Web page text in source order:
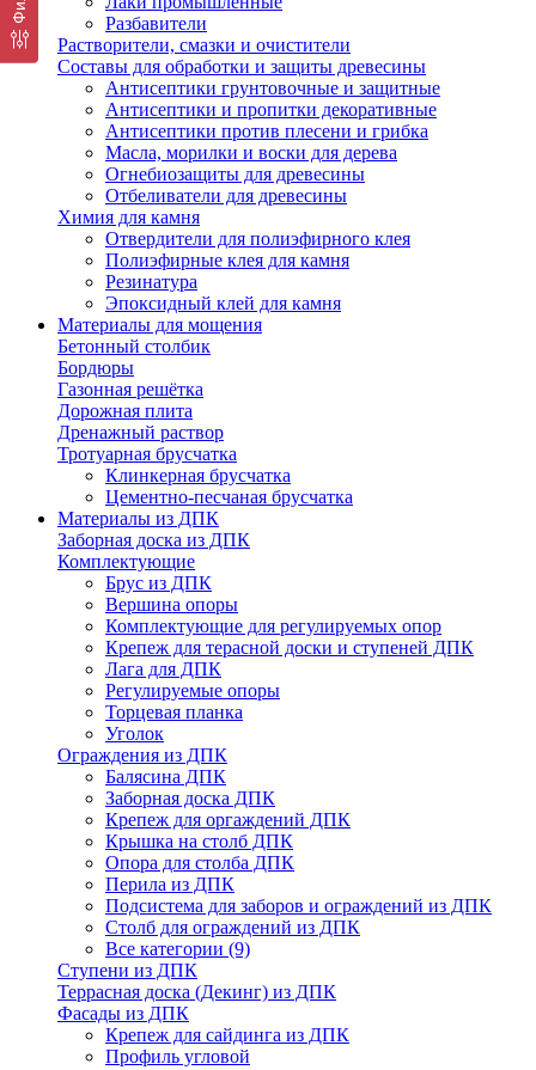
Разбавители
Растворители, смазки и очистители
Составы для обработки и защиты древесины
Антисептики грунтовочные и защитные
Антисептики и пропитки декоративные
Антисептики против плесени и грибка
Масла, морилки и воски для дерева
Огнебиозащиты для древесины
Отбеливатели для древесины
Химия для камня
Отвердители для полиэфирного клея
Полиэфирные клея для камня
Резинатура
Эпоксидный клей для камня
Материалы для мощения
Бетонный столбик
Бордюры
Газонная решётка
Дорожная плита
Дренажный раствор
Тротуарная брусчатка
Клинкерная брусчатка
Цементно-песчаная брусчатка
Материалы из ДПК
Заборная доска из ДПК
Комплектующие
Брус из ДПК
Вершина опоры
Комплектующие для регулируемых опор
Крепеж для терасной доски и ступеней ДПК
Лага для ДПК
Регулируемые опоры
Торцевая планка
Уголок
Ограждения из ДПК
Балясина ДПК
Заборная доска ДПК
Крепеж для оргаждений ДПК
Крышка на столб ДПК
Опора для столба ДПК
Перила из ДПК
Подсистема для заборов и ограждений из ДПК
Столб для ограждений из ДПК
Все категории (9)
Ступени из ДПК
Террасная доска (Декинг) из ДПК
Фасады из ДПК
Крепеж для сайдинга из ДПК
Профиль угловой